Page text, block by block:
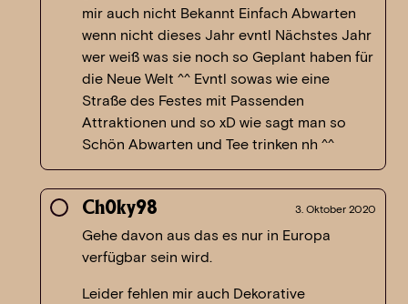
mir auch nicht Bekannt Einfach Abwarten
wenn nicht dieses Jahr evntl Nächstes Jahr
wer weiß was sie noch so Geplant haben für
die Neue Welt ^^ Evntl sowas wie eine
Straße des Festes mit Passenden
Attraktionen und so xD wie sagt man so
Schön Abwarten und Tee trinken nh ^^
Ch0ky98 3. Oktober 2020
Gehe davon aus das es nur in Europa
verfügbar sein wird.
Leider fehlen mir auch Dekorative